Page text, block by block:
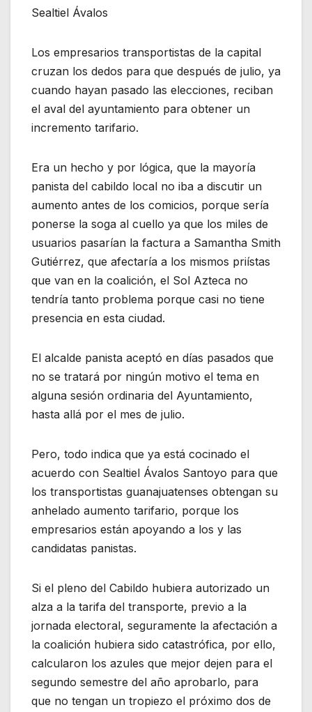
Sealtiel Ávalos
Los empresarios transportistas de la capital
cruzan los dedos para que después de julio, ya
cuando hayan pasado las elecciones, reciban
el aval del ayuntamiento para obtener un
incremento tarifario.
Era un hecho y por lógica, que la mayoría
panista del cabildo local no iba a discutir un
aumento antes de los comicios, porque sería
ponerse la soga al cuello ya que los miles de
usuarios pasarían la factura a Samantha Smith
Gutiérrez, que afectaría a los mismos priístas
que van en la coalición, el Sol Azteca no
tendría tanto problema porque casi no tiene
presencia en esta ciudad.
El alcalde panista aceptó en días pasados que
no se tratará por ningún motivo el tema en
alguna sesión ordinaria del Ayuntamiento,
hasta allá por el mes de julio.
Pero, todo indica que ya está cocinado el
acuerdo con Sealtiel Ávalos Santoyo para que
los transportistas guanajuatenses obtengan su
anhelado aumento tarifario, porque los
empresarios están apoyando a los y las
candidatas panistas.
Si el pleno del Cabildo hubiera autorizado un
alza a la tarifa del transporte, previo a la
jornada electoral, seguramente la afectación a
la coalición hubiera sido catastrófica, por ello,
calcularon los azules que mejor dejen para el
segundo semestre del año aprobarlo, para
que no tengan un tropiezo el próximo dos de